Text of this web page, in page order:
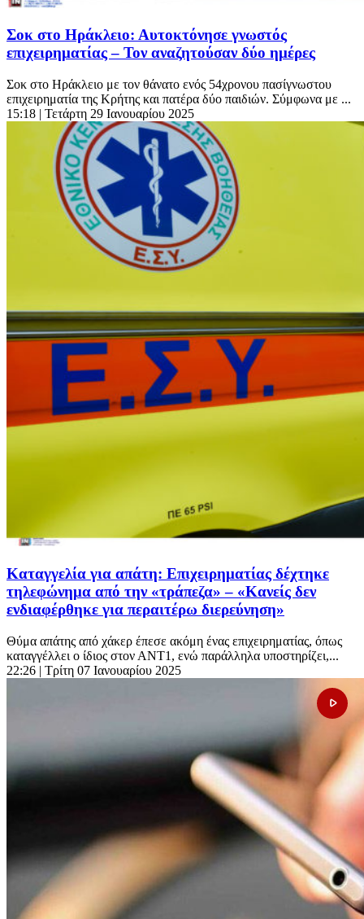
Σοκ στο Ηράκλειο: Αυτοκτόνησε γνωστός
επιχειρηματίας – Τον αναζητούσαν δύο ημέρες
Σοκ στο Ηράκλειο με τον θάνατο ενός 54χρονου πασίγνωστου
επιχειρηματία της Κρήτης και πατέρα δύο παιδιών. Σύμφωνα με ...
15:18 | Τετάρτη 29 Ιανουαρίου 2025
Καταγγελία για απάτη: Επιχειρηματίας δέχτηκε
τηλεφώνημα από την «τράπεζα» – «Κανείς δεν
ενδιαφέρθηκε για περαιτέρω διερεύνηση»
Θύμα απάτης από χάκερ έπεσε ακόμη ένας επιχειρηματίας, όπως
καταγγέλλει ο ίδιος στον ΑΝΤ1, ενώ παράλληλα υποστηρίζει,...
22:26 | Τρίτη 07 Ιανουαρίου 2025